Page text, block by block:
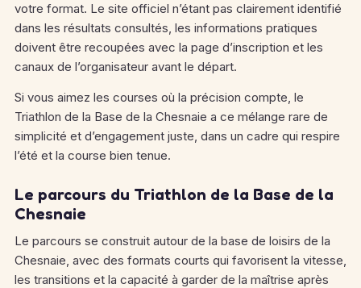
votre format. Le site officiel n’étant pas clairement identifié
dans les résultats consultés, les informations pratiques
doivent être recoupées avec la page d’inscription et les
canaux de l’organisateur avant le départ.
Si vous aimez les courses où la précision compte, le
Triathlon de la Base de la Chesnaie a ce mélange rare de
simplicité et d’engagement juste, dans un cadre qui respire
l’été et la course bien tenue.
Le parcours du Triathlon de la Base de la
Chesnaie
Le parcours se construit autour de la base de loisirs de la
Chesnaie, avec des formats courts qui favorisent la vitesse,
les transitions et la capacité à garder de la maîtrise après